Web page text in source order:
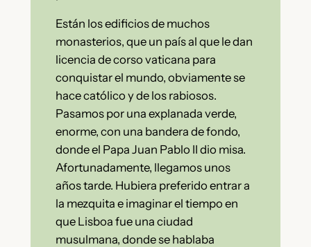
Están los edificios de muchos
monasterios, que un país al que le dan
licencia de corso vaticana para
conquistar el mundo, obviamente se
hace católico y de los rabiosos.
Pasamos por una explanada verde,
enorme, con una bandera de fondo,
donde el Papa Juan Pablo II dio misa.
Afortunadamente, llegamos unos
años tarde. Hubiera preferido entrar a
la mezquita e imaginar el tiempo en
que Lisboa fue una ciudad
musulmana, donde se hablaba